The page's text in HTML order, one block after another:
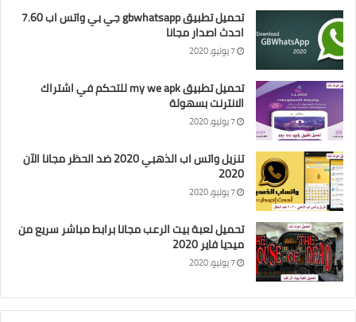
تحميل تطبيق gbwhatsapp جي بي واتس اب 7.60
احدث اصدار مجانا
7 يوليو، 2020
تحميل تطبيق my we apk للتحكم في اشتراك
الانترنت بسهولة
7 يوليو، 2020
تنزيل واتس اب الذهبي 2020 ضد الحظر مجانا الآن
2020
7 يوليو، 2020
تحميل لعبة بيت الرعب مجانا برابط مباشر سريع من
ميديا فاير 2020
7 يوليو، 2020